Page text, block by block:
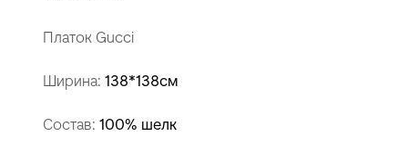
Платок Gucci
Ширина: 138*138см
Состав: 100% шелк